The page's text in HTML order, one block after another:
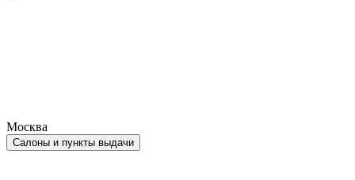
Москва
Салоны и пункты выдачи